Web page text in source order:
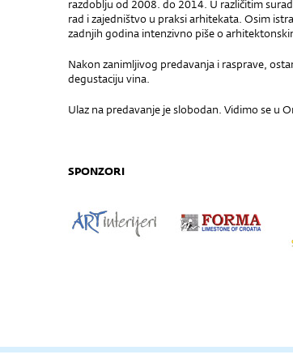
razdoblju od 2008. do 2014. U različitim
rad i zajedništvo u praksi arhitekata. Osim
zadnjih godina intenzivno piše o
Nakon zanimljivog predavanja i rasprave,
degustaciju vina.
Ulaz na predavanje je slobodan. Vidimo se u
SPONZORI